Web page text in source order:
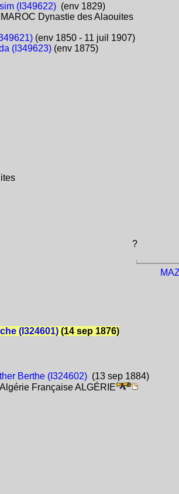
(I349622) (env 1829)
Dynastie des Alaouites
(env 1850 - 11 juil 1907)
(I349623) (env 1875)
?
(I324601) (14 sep 1876)
Berthe (I324602) (13 sep 1884)
Française ALGÉRIE